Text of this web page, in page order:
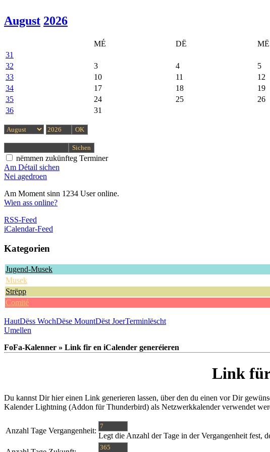
August 2026
MÉ DË MË
31
32
3 4 5
33
10 11 12
34
17 18 19
35
24 25 26
36
31
nëmmen zukünfteg Terminer
Am Détail sichen
Nei agedroen
Am Moment sinn 1234 User online.
Wien ass online?
RSS-Feed
iCalendar-Feed
Kategorien
Jugend-Musek
Musek
Strëpp
Comité
HautDëss WochDëse MountDëst JoerTerminlëscht
Umellen
FoFa-Kalenner » Link fir en iCalender generéieren
Link für
Du kannst Dir hier einen Link generieren lassen, über den du einen vor Dir
Kalender Lightning (Addon für Thunderbird) als Netzwerkkalender verwendet
Anzahl Tage Vergangenheit:
Legt die Anzahl der Tage in der Vergangenheit fest,